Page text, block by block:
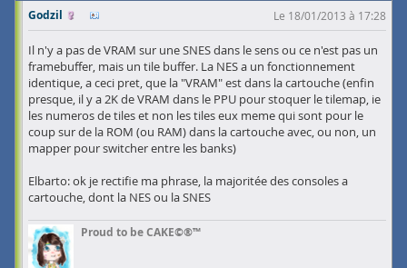
Godzil
Le 18/01/2013 à 17:28
Il n'y a pas de VRAM sur une SNES dans le sens ou ce n'est pas un
framebuffer, mais un tile buffer. La NES a un fonctionnement
identique, a ceci pret, que la "VRAM" est dans la cartouche (enfin
presque, il y a 2K de VRAM dans le PPU pour stoquer le tilemap, ie
les numeros de tiles et non les tiles eux meme qui sont pour le
coup sur de la ROM (ou RAM) dans la cartouche avec, ou non, un
mapper pour switcher entre les banks)
Elbarto: ok je rectifie ma phrase, la majoritée des consoles a
cartouche, dont la NES ou la SNES
Proud to be CAKE©®™